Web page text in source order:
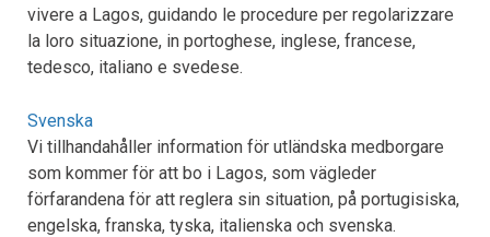
vivere a Lagos, guidando le procedure per regolarizzare
la loro situazione, in portoghese, inglese, francese,
tedesco, italiano e svedese.
Svenska
Vi tillhandahåller information för utländska medborgare
som kommer för att bo i Lagos, som vägleder
förfarandena för att reglera sin situation, på portugisiska,
engelska, franska, tyska, italienska och svenska.